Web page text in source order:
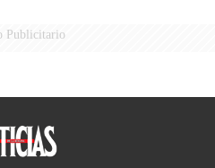
Publicitario